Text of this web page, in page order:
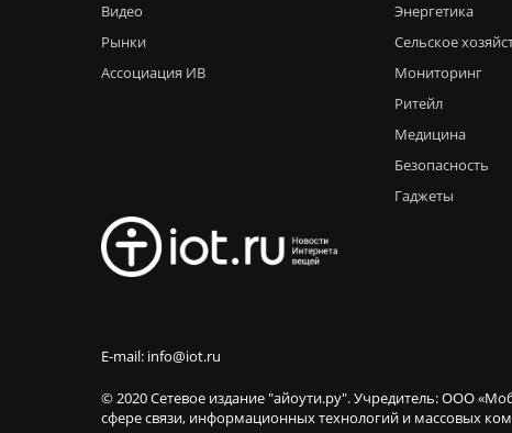
Видео
Рынки
Ассоциация ИВ
Энергетика
Сельское
Мониторинг
Ритейл
Медицина
Безопасность
Гаджеты
E-mail: info@iot.ru
© 2020 Сетевое издание "айоути.ру". Учредитель: ООО
сфере связи, информационных технологий и массовых